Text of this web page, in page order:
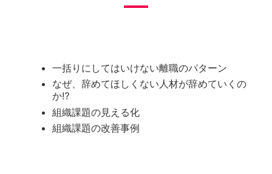
一括りにしてはいけない離職のパターン
なぜ、辞めてほしくない人材が辞めていくの
か⁉
組織課題の見える化
組織課題の改善事例